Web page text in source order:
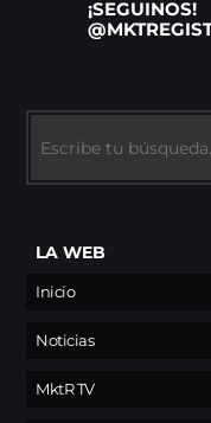
¡SEGUINOS!
LA WEB
Inicio
Noticias
MktR TV